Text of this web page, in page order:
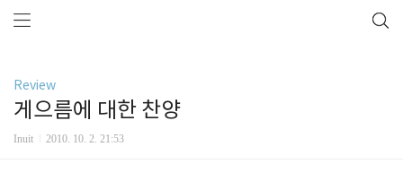
Review
게으름에 대한 찬양
Inuit 2010. 10. 2. 21:53